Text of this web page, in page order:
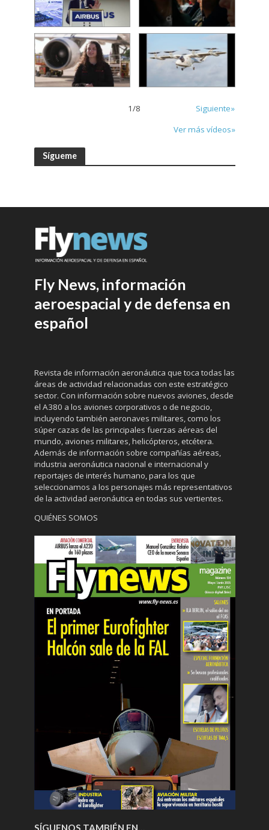
1/8
Siguiente»
Ver más vídeos»
Sígueme
Fly News, información
aeroespacial y de defensa en
español
Revista de información aeronáutica que toca todas las
áreas de actividad relacionadas con este estratégico
sector. Con información sobre nuevos aviones, desde
el A380 a los aviones corporativos o de negocio,
incluyendo también aeronaves militares, como los
súper cazas de las principales fuerzas aéreas del
mundo, aviones militares, helicópteros, etcétera.
Además de información sobre compañías aéreas,
industria aeronáutica nacional e internacional y
reportajes de interés humano, para los que
seleccionamos a los personajes más representativos
de la actividad aeronáutica en todas sus vertientes.
QUIÉNES SOMOS